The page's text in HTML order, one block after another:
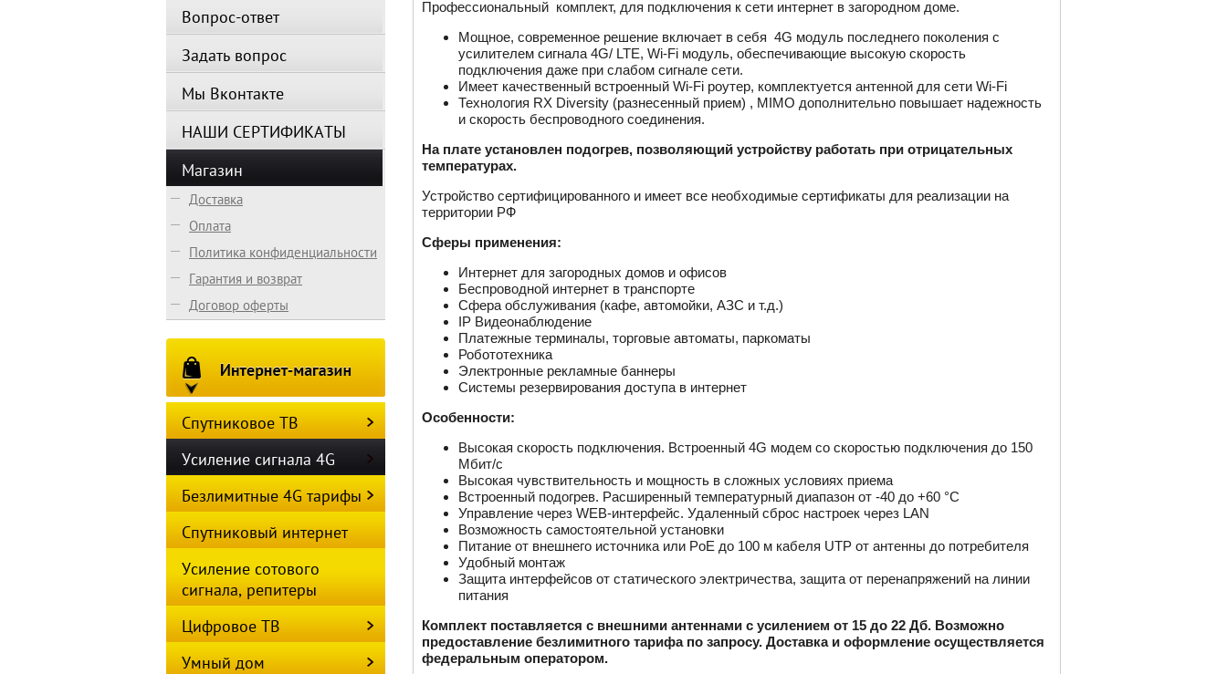
Профессиональный комплект, для подключения к сети интернет в загородном доме.
Мощное, современное решение включает в себя 4G модуль последнего поколения с
усилителем сигнала 4G/ LTE, Wi-Fi модуль, обеспечивающие высокую скорость
подключения даже при слабом сигнале сети.
Имеет качественный встроенный Wi-Fi роутер, комплектуется антенной для сети Wi-Fi
Технология RX Diversity (разнесенный прием) , MIMO дополнительно повышает надежность
и скорость беспроводного соединения.
На плате установлен подогрев, позволяющий устройству работать при отрицательных
температурах.
Устройство сертифицированного и имеет все необходимые сертификаты для реализации на
территории РФ
Сферы применения:
Интернет для загородных домов и офисов
Беспроводной интернет в транспорте
Сфера обслуживания (кафе, автомойки, АЗС и т.д.)
IP Видеонаблюдение
Платежные терминалы, торговые автоматы, паркоматы
Робототехника
Электронные рекламные баннеры
Системы резервирования доступа в интернет
Особенности:
Высокая скорость подключения. Встроенный 4G модем со скоростью подключения до 150
Мбит/с
Высокая чувствительность и мощность в сложных условиях приема
Встроенный подогрев. Расширенный температурный диапазон от -40 до +60 °С
Управление через WEB-интерфейс. Удаленный сброс настроек через LAN
Возможность самостоятельной установки
Питание от внешнего источника или PoE до 100 м кабеля UTP от антенны до потребителя
Удобный монтаж
Защита интерфейсов от статического электричества, защита от перенапряжений на линии
питания
Комплект поставляется с внешними антеннами с усилением от 15 до 22 Дб. Возможно
предоставление безлимитного тарифа по запросу. Доставка и оформление осуществляется
федеральным оператором.
Вопрос-ответ
Задать вопрос
Мы Вконтакте
НАШИ СЕРТИФИКАТЫ
Магазин
Доставка
Оплата
Политика конфиденциальности
Гарантия и возврат
Договор оферты
Спутниковое ТВ
Усиление сигнала 4G
Безлимитные 4G тарифы
Спутниковый интернет
Усиление сотового
сигнала, репитеры
Цифровое ТВ
Умный дом